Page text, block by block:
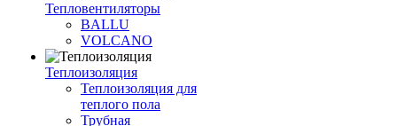
Тепловентиляторы
BALLU
VOLCANO
Теплоизоляция
Теплоизоляция для
теплого пола
Трубная